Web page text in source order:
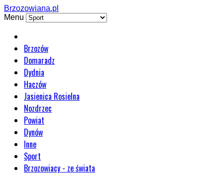
Brzozowiana.pl
Menu
Brzozów
Domaradz
Dydnia
Haczów
Jasienica Rosielna
Nozdrzec
Powiat
Dynów
Inne
Sport
Brzozowiacy - ze świata